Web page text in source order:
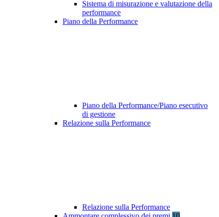
Sistema di misurazione e valutazione della
performance
Piano della Performance
Piano della Performance/Piano esecutivo
di gestione
Relazione sulla Performance
Relazione sulla Performance